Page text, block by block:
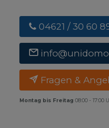
04621 / 30 60
Fragen &
Montag bis Freitag 08:00 - 17:00